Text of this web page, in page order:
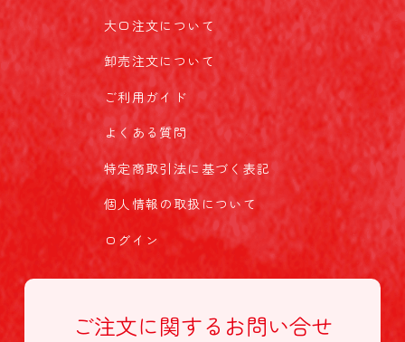
大口注文について
卸売注文について
ご利用ガイド
よくある質問
特定商取引法に基づく表記
個人情報の取扱について
ログイン
ご注文に関する お問い合せ